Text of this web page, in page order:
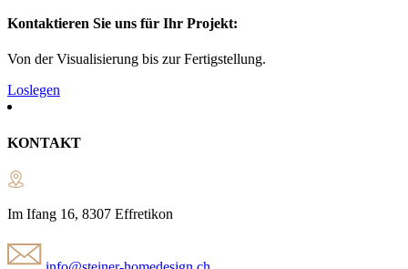
Kontaktieren Sie uns für Ihr Projekt:
Von der Visualisierung bis zur Fertigstellung.
Loslegen
KONTAKT
Im Ifang 16, 8307 Effretikon